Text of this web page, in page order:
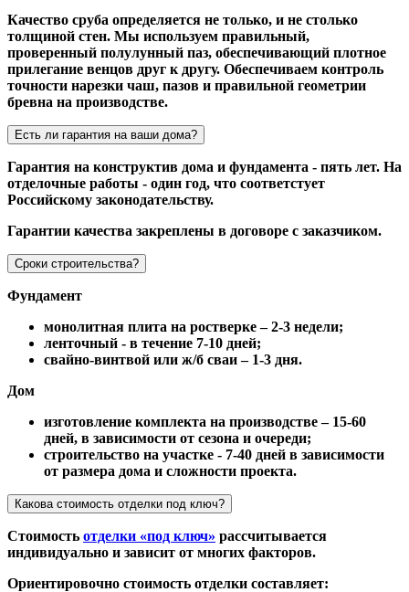
Качество сруба определяется не только, и не столько
толщиной стен. Мы используем правильный,
проверенный полулунный паз, обеспечивающий плотное
прилегание венцов друг к другу. Обеспечиваем контроль
точности нарезки чаш, пазов и правильной геометрии
бревна на производстве.
Есть ли гарантия на ваши дома?
Гарантия на конструктив дома и фундамента - пять лет. На
отделочные работы - один год, что соответстует
Российскому законодательству.
Гарантии качества закреплены в договоре с заказчиком.
Сроки строительства?
Фундамент
монолитная плита на ростверке – 2-3 недели;
ленточный - в течение 7-10 дней;
свайно-винтвой или ж/б сваи – 1-3 дня.
Дом
изготовление комплекта на производстве – 15-60
дней, в зависимости от сезона и очереди;
строительство на участке - 7-40 дней в зависимости
от размера дома и сложности проекта.
Какова стоимость отделки под ключ?
Стоимость отделки «под ключ» рассчитывается
индивидуально и зависит от многих факторов.
Ориентировочно стоимость отделки составляет: